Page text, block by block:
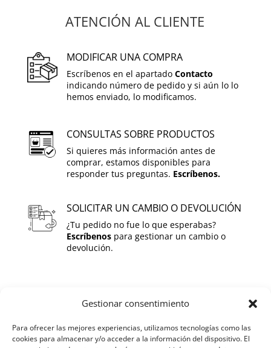
Gestionar consentimiento
Para ofrecer las mejores experiencias, utilizamos tecnologías como las
cookies para almacenar y/o acceder a la información del dispositivo. El
ATENCIÓN AL CLIENTE
MODIFICAR UNA COMPRA
Escríbenos en el apartado Contacto
indicando número de pedido y si aún lo lo
hemos enviado, lo modificamos.
CONSULTAS SOBRE PRODUCTOS
Si quieres más información antes de
comprar, estamos disponibles para
responder tus preguntas. Escríbenos.
SOLICITAR UN CAMBIO O DEVOLUCIÓN
¿Tu pedido no fue lo que esperabas?
Escríbenospara gestionar un cambio o
devolución.
SOBRE GUSINOS
HOME